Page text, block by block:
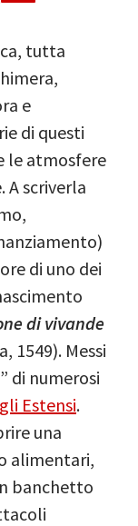
tutta
e
di questi
le atmosfere
scriverla
di uno dei
di vivande
1549). Messi
di numerosi
Estensi.
una
alimentari,
banchetto